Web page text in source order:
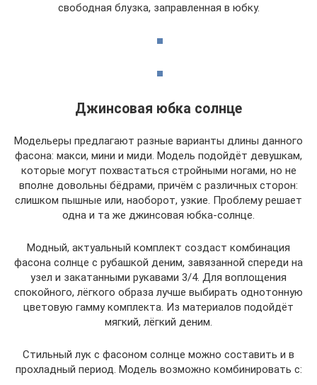
свободная блузка, заправленная в юбку.
Джинсовая юбка солнце
Модельеры предлагают разные варианты длины данного
фасона: макси, мини и миди. Модель подойдёт девушкам,
которые могут похвастаться стройными ногами, но не
вполне довольны бёдрами, причём с различных сторон:
слишком пышные или, наоборот, узкие. Проблему решает
одна и та же джинсовая юбка-солнце.
Модный, актуальный комплект создаст комбинация
фасона солнце с рубашкой деним, завязанной спереди на
узел и закатанными рукавами 3/4. Для воплощения
спокойного, лёгкого образа лучше выбирать однотонную
цветовую гамму комплекта. Из материалов подойдёт
мягкий, лёгкий деним.
Стильный лук с фасоном солнце можно составить и в
прохладный период. Модель возможно комбинировать с: